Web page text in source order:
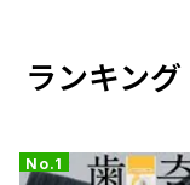
ランキング